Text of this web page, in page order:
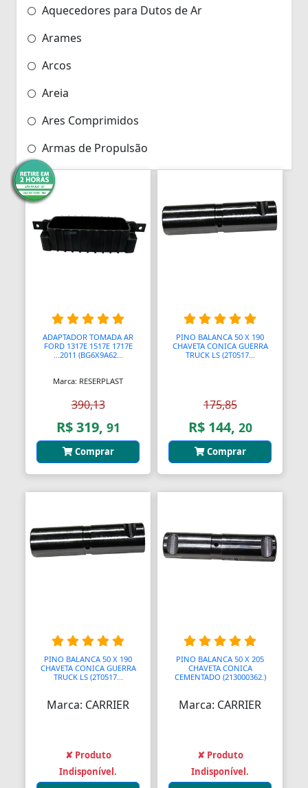
Aquecedores para Dutos de Ar
Arames
Arcos
Areia
Ares Comprimidos
Armas de Propulsão
Armações
Aros
Aros
Arrastes
Assento Sanitário
Assentos de Banheiras
Automóveis
Aventais
Aviões
Balancins
Balancins
Balanças Comerciais
Balanços
Balcões
Bancos
Bancos de Jardim
ADAPTADOR TOMADA AR
FORD 1317E 1517E 1717E
...2011 (BG6X9A62...
Marca: RESERPLAST
390,13
R$ 319, 91
Comprar
PINO BALANCA 50 X 190
CHAVETA CONICA GUERRA
TRUCK LS (2T0517...
175,85
R$ 144, 20
Comprar
PINO BALANCA 50 X 190
CHAVETA CONICA GUERRA
TRUCK LS (2T0517...
Marca: CARRIER
✘ Produto
Indisponível.
PINO BALANCA 50 X 205
CHAVETA CONICA
CEMENTADO (213000362.)
Marca: CARRIER
✘ Produto
Indisponível.